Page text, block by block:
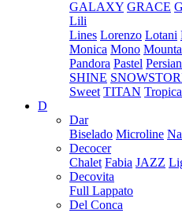
GALAXY GRACE
Lili
Lines Lorenzo Lotani
Monica Mono
Pandora Pastel
SHINE
Sweet TITAN
D
Dar
Biselado Microline
Decocer
Chalet Fabia JAZZ
Decovita
Full Lappato
Del Conca